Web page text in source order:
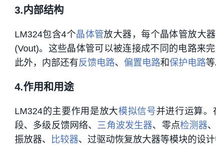
3.内部结构
LM324包含4个晶体管放大器，每个晶体管放大
(Vout)。这些晶体管可以被连接成不同的电路来
此外，内部还有反馈电路、 偏置电路和保护电路等
4.作用和用途
LM324的主要作用是放大模拟信号并进行运算
段、多级反馈网络、 三角波发生器、零点检测器
振放器、 比较器、过驱动恢复放大器等模块的设计